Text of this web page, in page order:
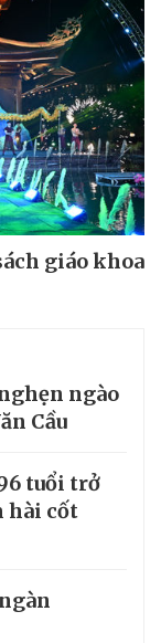
giáo khoa
ngào
Cầu
tuổi trở
hài cốt